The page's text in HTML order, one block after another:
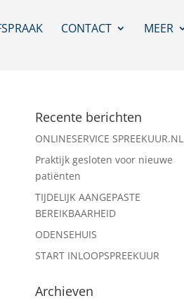
CONTACT MEER
Recente berichten
ONLINESERVICE SPREEKUUR.NL
Praktijk gesloten voor nieuwe
patiënten
TIJDELIJK AANGEPASTE
BEREIKBAARHEID
ODENSEHUIS
START INLOOPSPREEKUUR
Archieven